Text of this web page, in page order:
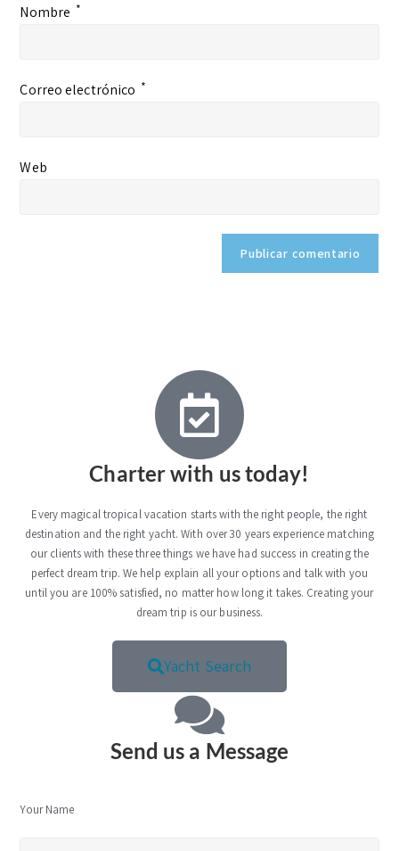
Nombre *
Correo electrónico *
Web
Charter with us today!
Every magical tropical vacation starts with the right people, the right
destination and the right yacht. With over 30 years experience matching
our clients with these three things we have had success in creating the
perfect dream trip. We help explain all your options and talk with you
until you are 100% satisfied, no matter how long it takes. Creating your
dream trip is our business.
Yacht Search
Send us a Message
Your Name